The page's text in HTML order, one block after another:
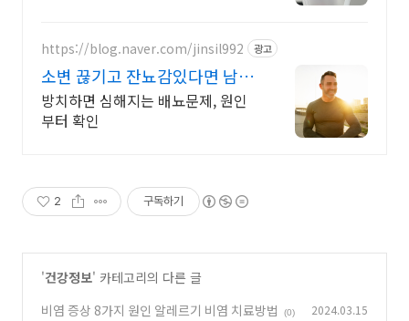
https://blog.naver.com/jinsil992 광고
소변 끊기고 잔뇨감있다면 남성
성 회복 후기 공개
방치하면 심해지는 배뇨문제, 원인
부터 확인
2 구독하기
'건강정보' 카테고리의 다른 글
비염 증상 8가지 원인 알레르기 비염 치료방법
(0) 2024.03.15